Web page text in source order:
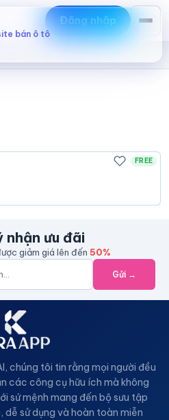
Đăng nhập
FREE
nhận ưu đãi
giảm giá lên đến 50%
Gửi →
chúng tôi tin rằng mọi người đều
các công cụ hữu ích mà không
sứ mệnh mang đến bộ sưu tập
sử dụng và hoàn toàn miễn
bán ô tô